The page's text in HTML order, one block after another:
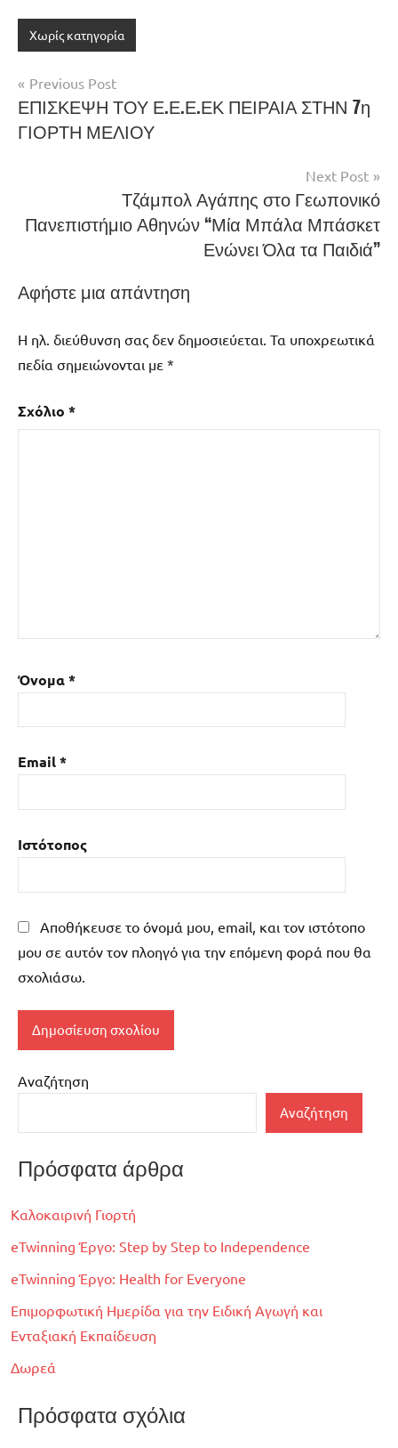
Χωρίς κατηγορία
Πλοήγηση
άρθρων
Previous Post
ΕΠΙΣΚΕΨΗ ΤΟΥ Ε.Ε.Ε.ΕΚ ΠΕΙΡΑΙΑ ΣΤΗΝ 7η
ΓΙΟΡΤΗ ΜΕΛΙΟΥ
Next Post
Τζάμπολ Αγάπης στο Γεωπονικό
Πανεπιστήμιο Αθηνών “Μία Μπάλα Μπάσκετ
Ενώνει Όλα τα Παιδιά”
Αφήστε μια απάντηση
Η ηλ. διεύθυνση σας δεν δημοσιεύεται. Τα υποχρεωτικά
πεδία σημειώνονται με *
Σχόλιο *
Όνομα*
Email*
Ιστότοπος
Αποθήκευσε το όνομά μου, email, και τον ιστότοπο
μου σε αυτόν τον πλοηγό για την επόμενη φορά που θα
σχολιάσω.
Αναζήτηση
Αναζήτηση
Πρόσφατα άρθρα
Καλοκαιρινή Γιορτή
eTwinning Έργο: Step by Step to Independence
eTwinning Έργο: Health for Everyone
Επιμορφωτική Ημερίδα για την Ειδική Αγωγή και
Ενταξιακή Εκπαίδευση
Δωρεά
Πρόσφατα σχόλια